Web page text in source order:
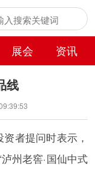
展会
资讯
线
者提问时表示，
州老窖·国仙中式